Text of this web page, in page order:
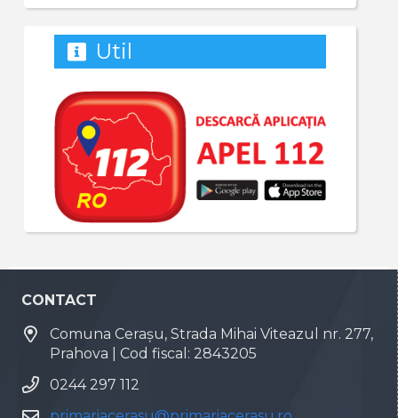
Util
CONTACT
Comuna Cerașu, Strada Mihai Viteazul nr. 277,
Prahova | Cod fiscal: 2843205
0244 297 112